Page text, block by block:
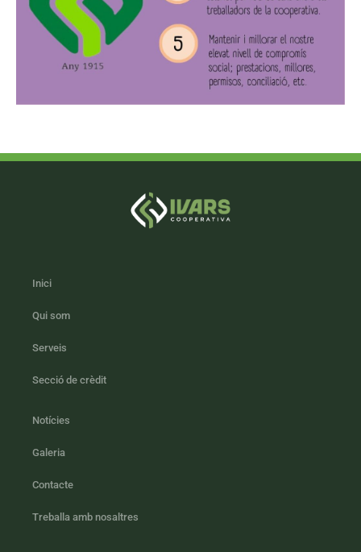
Inici
Qui som
Serveis
Secció de crèdit
Notícies
Galeria
Contacte
Treballa amb nosaltres